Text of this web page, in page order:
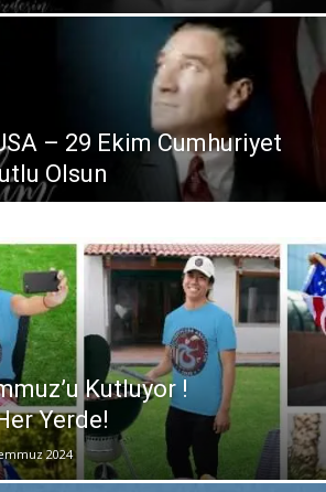
– 29 Ekim Cumhuriyet
Olsun
Kutluyor !
Yerde!
2024